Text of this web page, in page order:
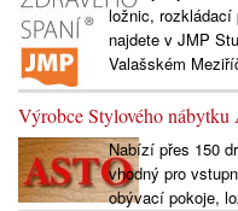
ložnic, rozkládací
najdete v JMP
Valašském
Výrobce Stylového nábytku
Nabízí přes 150
vhodný pro
obývací pokoje,